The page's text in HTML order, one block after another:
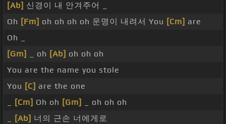
[Ab] 신경이 내 안겨주어 _
Oh [Fm] oh oh oh oh 운명이 내려서 You [Cm] are
Oh _
[Gm]
_ oh [Ab] oh oh oh
You are the name you stole
You [C] are the one
[Cm] Oh oh [Gm]
_ oh oh oh
[Ab] 너의 근손 너에게로